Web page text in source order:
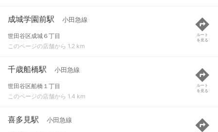
成城学園前駅 小田急線
世田谷区成城６丁目
このページの店舗から 1.2 km
ルート
を見る
千歳船橋駅 小田急線
世田谷区船橋１丁目
このページの店舗から 1.4 km
ルート
を見る
喜多見駅 小田急線